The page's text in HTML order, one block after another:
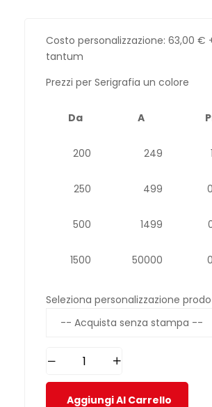
Costo personalizzazione: 63,00 €
tantum
Prezzi per Serigrafia un colore
Da A
200 249
250 499
500 1499
1500 50000
Seleziona personalizzazione
Aggiungi Al Carrello